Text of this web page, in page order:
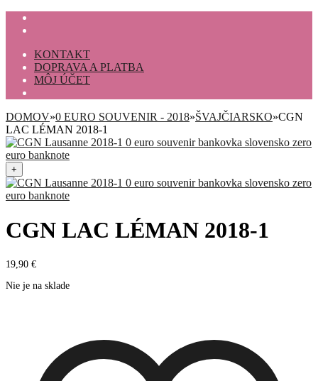
KONTAKT
DOPRAVA A PLATBA
MÔJ ÚČET
DOMOV»0 EURO SOUVENIR - 2018»ŠVAJČIARSKO»CGN
LAC LÉMAN 2018-1
+
CGN LAC LÉMAN 2018-1
19,90 €
Nie je na sklade